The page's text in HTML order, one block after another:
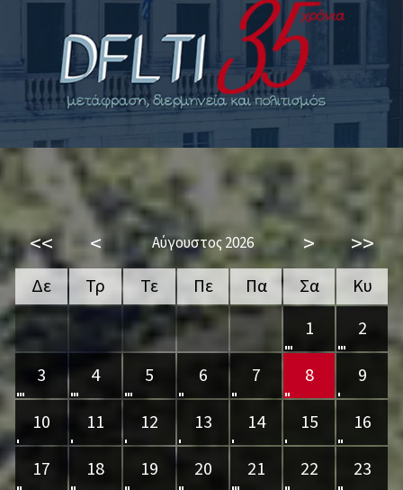
<< < Αύγουστος 2026 > >>
Δε Τρ Τε Πε Πα Σα
Κυ
1
2
3
4 5 6 7 8
9
10
11 12 13 14 15
16
17
18 19 20 21 22
23